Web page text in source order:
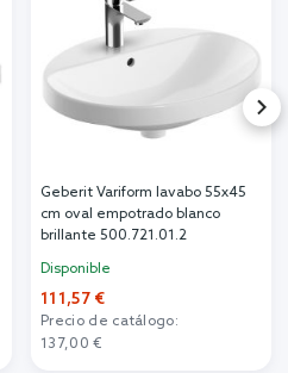
Geberit Variform lavabo 55x45
cm oval empotrado blanco
brillante 500.721.01.2
Disponible
111,57 €
Precio de catálogo:
137,00 €